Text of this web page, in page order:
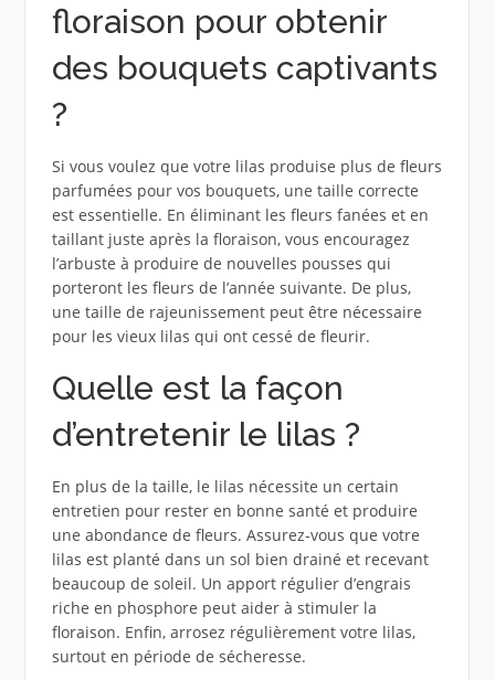
floraison pour obtenir
des bouquets captivants
?
Si vous voulez que votre lilas produise plus de fleurs
parfumées pour vos bouquets, une taille correcte
est essentielle. En éliminant les fleurs fanées et en
taillant juste après la floraison, vous encouragez
l’arbuste à produire de nouvelles pousses qui
porteront les fleurs de l’année suivante. De plus,
une taille de rajeunissement peut être nécessaire
pour les vieux lilas qui ont cessé de fleurir.
Quelle est la façon
d’entretenir le lilas ?
En plus de la taille, le lilas nécessite un certain
entretien pour rester en bonne santé et produire
une abondance de fleurs. Assurez-vous que votre
lilas est planté dans un sol bien drainé et recevant
beaucoup de soleil. Un apport régulier d’engrais
riche en phosphore peut aider à stimuler la
floraison. Enfin, arrosez régulièrement votre lilas,
surtout en période de sécheresse.